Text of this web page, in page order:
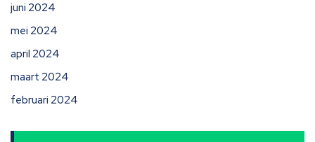
juni 2024
mei 2024
april 2024
maart 2024
februari 2024